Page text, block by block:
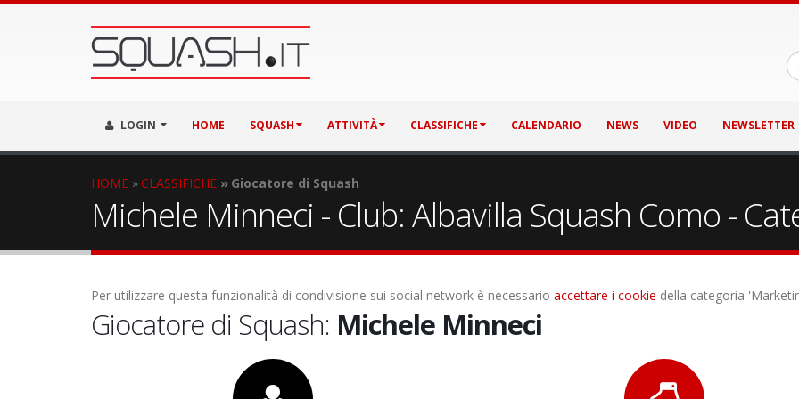
LOGIN HOME SQUASH ATTIVITÀ CLASSIFICHE CALENDARIO NEWS VIDEO NEWSLETTER
HOME CLASSIFICHE Giocatore di Squash
Michele Minneci - Club: Albavilla Squash Como -
Per utilizzare questa funzionalità di condivisione sui social network è necessario accettare i cookie della categoria
Giocatore di Squash: Michele Minneci